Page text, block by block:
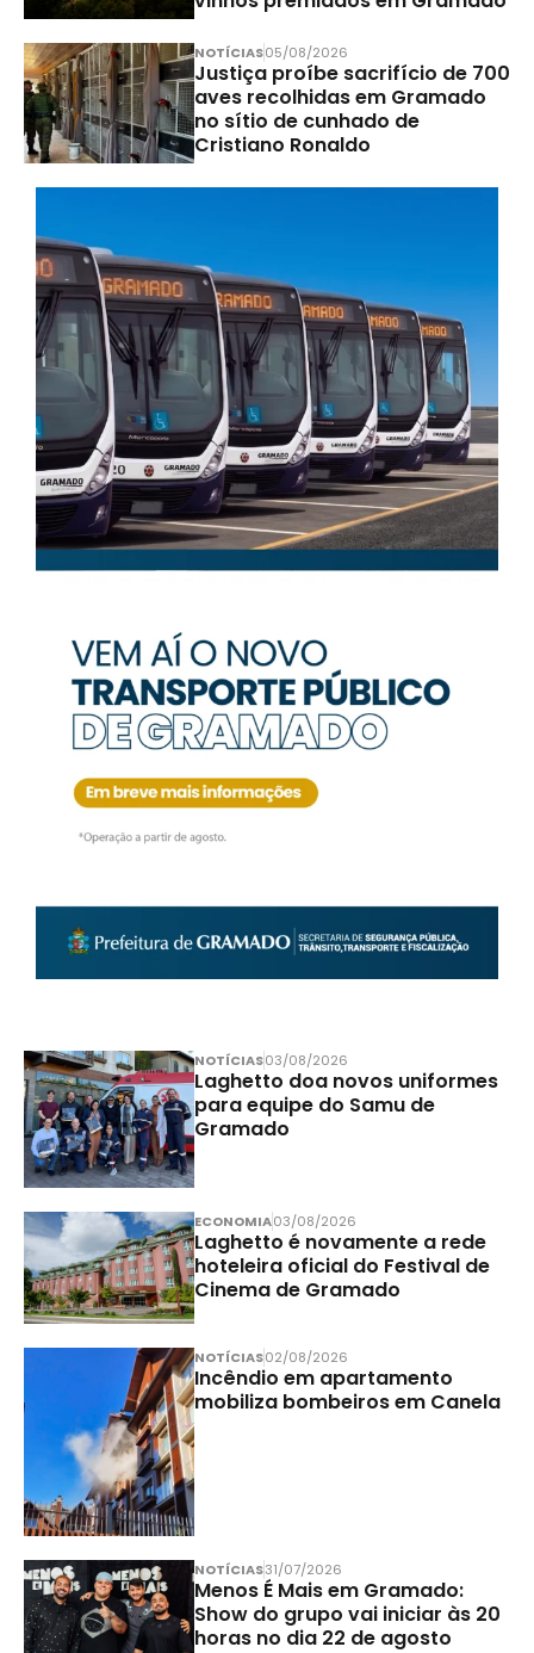
NOTÍCIAS05/08/2026
Justiça proíbe sacrifício de 700
aves recolhidas em Gramado
no sítio de cunhado de
Cristiano Ronaldo
NOTÍCIAS03/08/2026
Laghetto doa novos uniformes
para equipe do Samu de
Gramado
ECONOMIA03/08/2026
Laghetto é novamente a rede
hoteleira oficial do Festival de
Cinema de Gramado
NOTÍCIAS02/08/2026
Incêndio em apartamento
mobiliza bombeiros em Canela
NOTÍCIAS31/07/2026
Menos É Mais em Gramado:
Show do grupo vai iniciar às 20
horas no dia 22 de agosto